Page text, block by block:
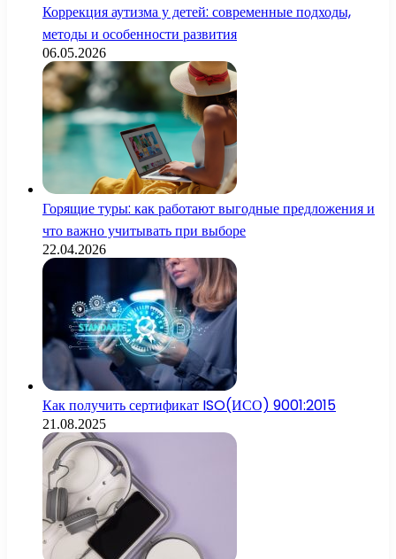
Коррекция аутизма у детей: современные подходы,
методы и особенности развития
06.05.2026
Горящие туры: как работают выгодные предложения и
что важно учитывать при выборе
22.04.2026
Как получить сертификат ISO(ИСО) 9001:2015
21.08.2025